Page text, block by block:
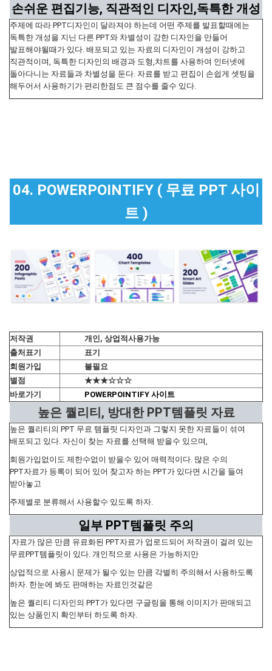
손쉬운 편집기능, 직관적인 디자인,독특한 개성
주제에 따라 PPT디자인이 달라져야 하는데 어떤 주제를 발표할때에는
독특한 개성을 지닌 다른 PPT와 차별성이 강한 디자인을 만들어
발표해야될때가 있다. 배포되고 있는 자료의 디자인이 개성이 강하고
직관적이며, 독특한 디자인의 배경과 도형,챠트를 사용하여 인터넷에
돌아다니는 자료들과 차별성을 둔다. 자료를 받고 편집이 손쉽게 셋팅을
해두어서 사용하기가 편리한점도 큰 점수를 줄수 있다.
04. POWERPOINTIFY ( 무료 PPT 사이
트 )
저작권
개인, 상업적사용가능
출처표기
표기
회원가입
불필요
별점
★★★☆☆☆
바로가기
POWERPOINTIFY 사이트
높은 퀄리티, 방대한 PPT템플릿 자료
높은 퀄리티의 PPT 무료 템플릿 디자인과 그렇지 못한 자료들이 섞여
배포되고 있다. 자신이 찾는 자료를 선택해 받을수 있으며,
회원가입없이도 제한수없이 받을수 있어 매력적이다. 많은 수의
PPT자료가 등록이 되어 있어 찾고자 하는 PPT가 있다면 시간을 들여
받아놓고
주제별로 분류해서 사용할수 있도록 하자.
일부 PPT템플릿 주의
자료가 많은 만큼 유료화된 PPT자료가 업로드되어 저작권이 걸려 있는
무료PPT템플릿이 있다. 개인적으로 사용은 가능하지만
상업적으로 사용시 문제가 될수 있는 만큼 각별히 주의해서 사용하도록
하자. 한눈에 봐도 판매하는 자료인것같은
높은 퀄리티 디자인의 PPT가 있다면 구글링을 통해 이미지가 판매되고
있는 상품인지 확인부터 하도록 하자.